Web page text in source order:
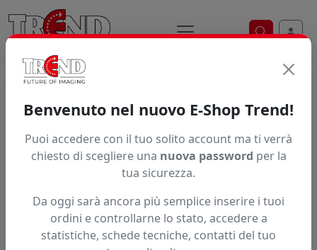
Ricerca
Articolo non trovato.
Hai trovato questo prodotto ad un prezzo più basso?
Fai una segnalazione
Benvenuto nel nuovo E-Shop Trend!
Puoi accedere con il tuo solito account ma ti verrà
chiesto di scegliere una nuova password per la
tua sicurezza.
Da oggi sarà ancora più semplice inserire i tuoi
ordini e controllarne lo stato, accedere a
statistiche, schede tecniche, contatti del tuo